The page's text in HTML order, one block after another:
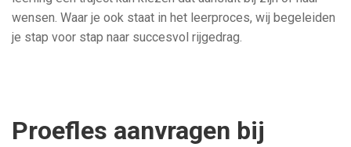
wensen. Waar je ook staat in het leerproces, wij begeleiden
je stap voor stap naar succesvol rijgedrag.
Proefles aanvragen bij